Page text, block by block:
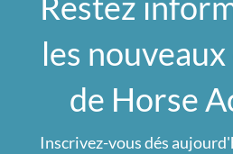
les
de Horse
Inscrivez-vous dés